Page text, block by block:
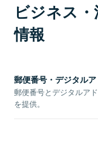
ビジネス
情報
郵便番号・デジタル
郵便番号とデジタルア
を提供。